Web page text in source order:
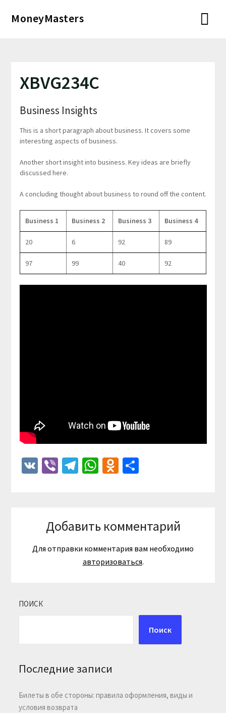
MoneyMasters
XBVG234C
Business Insights
This is a short paragraph about business. It covers some
interesting aspects of business.
Another short insight into business. Key ideas are briefly
discussed here.
A concluding thought about business to round off the content.
Business 1 Business 2 Business 3 Business 4
20 6 92 89
97 99 40 92
VKViberTelegram
WhatsApp
Odnoklassniki
Отправить
Добавить комментарий
Для отправки комментария вам необходимо
авторизоваться.
ПОИСК
Поиск
Последние записи
Билеты в обе стороны: правила оформления, виды и
условия возврата